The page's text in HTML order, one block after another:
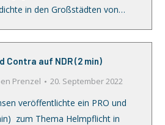
in den Großstädten von…
Contra auf NDR (2 min)
Prenzel 20. September 2022
veröffentlichte ein PRO und
zum Thema Helmpflicht in